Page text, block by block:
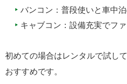
バンコン：普段使いと車中
キャブコン：設備充実でフ
初めての場合はレンタルで試し
おすすめです。